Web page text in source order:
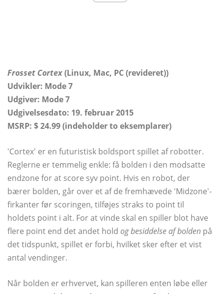
Frosset Cortex(Linux, Mac, PC (revideret))
Udvikler: Mode 7
Udgiver: Mode 7
Udgivelsesdato: 19. februar 2015
MSRP: $ 24.99 (indeholder to eksemplarer)
'Cortex' er en futuristisk boldsport spillet af robotter.
Reglerne er temmelig enkle: få bolden i den modsatte
endzone for at score syv point. Hvis en robot, der
bærer bolden, går over et af de fremhævede 'Midzone'-
firkanter før scoringen, tilføjes straks to point til
holdets point i alt. For at vinde skal en spiller blot have
flere point end det andet hold og besiddelse af bolden på
det tidspunkt, spillet er forbi, hvilket sker efter et vist
antal vendinger.
Når bolden er erhvervet, kan spilleren enten løbe eller